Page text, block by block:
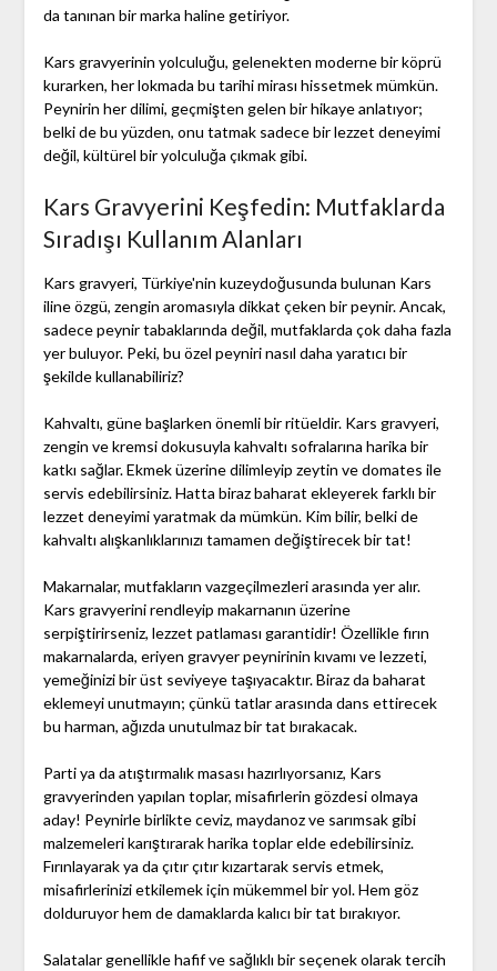
da tanınan bir marka haline getiriyor.
Kars gravyerinin yolculuğu, gelenekten moderne bir köprü
kurarken, her lokmada bu tarihi mirası hissetmek mümkün.
Peynirin her dilimi, geçmişten gelen bir hikaye anlatıyor;
belki de bu yüzden, onu tatmak sadece bir lezzet deneyimi
değil, kültürel bir yolculuğa çıkmak gibi.
Kars Gravyerini Keşfedin: Mutfaklarda
Sıradışı Kullanım Alanları
Kars gravyeri, Türkiye'nin kuzeydoğusunda bulunan Kars
iline özgü, zengin aromasıyla dikkat çeken bir peynir. Ancak,
sadece peynir tabaklarında değil, mutfaklarda çok daha fazla
yer buluyor. Peki, bu özel peyniri nasıl daha yaratıcı bir
şekilde kullanabiliriz?
Kahvaltı, güne başlarken önemli bir ritüeldir. Kars gravyeri,
zengin ve kremsi dokusuyla kahvaltı sofralarına harika bir
katkı sağlar. Ekmek üzerine dilimleyip zeytin ve domates ile
servis edebilirsiniz. Hatta biraz baharat ekleyerek farklı bir
lezzet deneyimi yaratmak da mümkün. Kim bilir, belki de
kahvaltı alışkanlıklarınızı tamamen değiştirecek bir tat!
Makarnalar, mutfakların vazgeçilmezleri arasında yer alır.
Kars gravyerini rendleyip makarnanın üzerine
serpiştirirseniz, lezzet patlaması garantidir! Özellikle fırın
makarnalarda, eriyen gravyer peynirinin kıvamı ve lezzeti,
yemeğinizi bir üst seviyeye taşıyacaktır. Biraz da baharat
eklemeyi unutmayın; çünkü tatlar arasında dans ettirecek
bu harman, ağızda unutulmaz bir tat bırakacak.
Parti ya da atıştırmalık masası hazırlıyorsanız, Kars
gravyerinden yapılan toplar, misafirlerin gözdesi olmaya
aday! Peynirle birlikte ceviz, maydanoz ve sarımsak gibi
malzemeleri karıştırarak harika toplar elde edebilirsiniz.
Fırınlayarak ya da çıtır çıtır kızartarak servis etmek,
misafirlerinizi etkilemek için mükemmel bir yol. Hem göz
dolduruyor hem de damaklarda kalıcı bir tat bırakıyor.
Salatalar genellikle hafif ve sağlıklı bir seçenek olarak tercih